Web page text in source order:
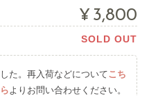
¥3,800
SOLD OUT
た。再入荷などについてこち
ら よりお問い合わせください。